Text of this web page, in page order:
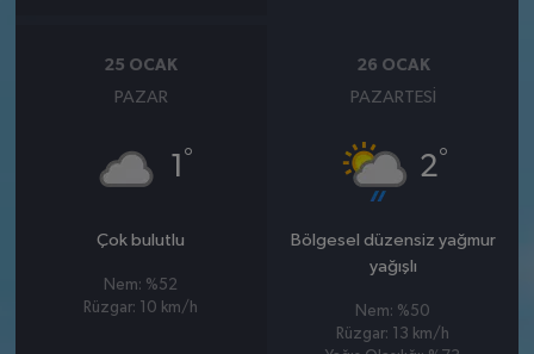
25 OCAK
PAZAR
1 °
Çok bulutlu
Nem: %52
Rüzgar: 10 km/h
26 OCAK
PAZARTESI
2°
Bölgesel düzensiz yağmur
yağışlı
Nem: %50
Rüzgar: 13 km/h